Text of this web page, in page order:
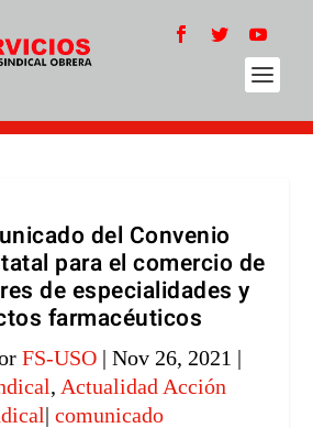
del Convenio
para el comercio de
de especialidades y
farmacéuticos
FS-USO | Nov 26, 2021 |
, Actualidad Acción
| comunicado